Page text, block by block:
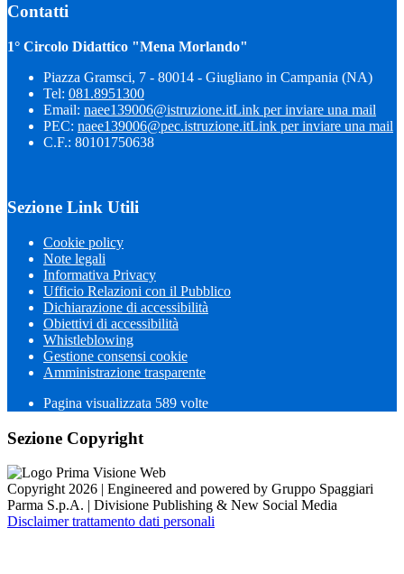
Contatti
1° Circolo Didattico "Mena Morlando"
Piazza Gramsci, 7 - 80014 - Giugliano in Campania (NA)
Tel: 081.8951300
Email: naee139006@istruzione.itLink per inviare una mail
PEC: naee139006@pec.istruzione.itLink per inviare una mail
C.F.: 80101750638
Sezione Link Utili
Cookie policy
Note legali
Informativa Privacy
Ufficio Relazioni con il Pubblico
Dichiarazione di accessibilità
Obiettivi di accessibilità
Whistleblowing
Gestione consensi cookie
Amministrazione trasparente
Pagina visualizzata 589 volte
Sezione Copyright
Copyright 2026 | Engineered and powered by Gruppo Spaggiari
Parma S.p.A. | Divisione Publishing & New Social Media
Disclaimer trattamento dati personali